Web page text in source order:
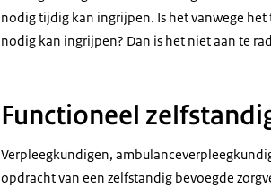
nodig tijdig kan ingrijpen. Is het vanwege
nodig kan ingrijpen? Dan is het niet aan te
Functioneel
Verpleegkundigen,
opdracht van een zelfstandig bevoegde